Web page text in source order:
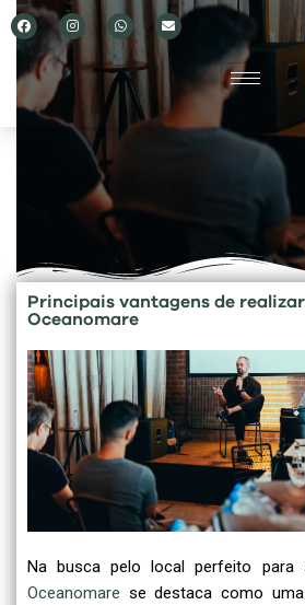
Pular
para
o
conteúdo
Principais vantagens de
Oceanomare
Na busca pelo local perfeito para
Oceanomare se destaca como